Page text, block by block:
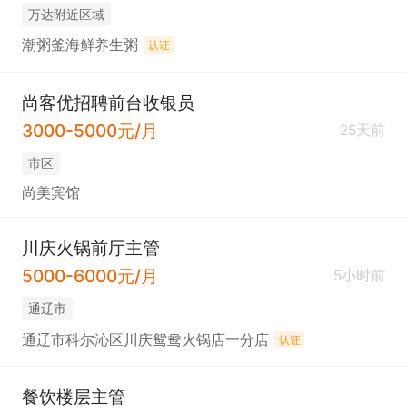
万达附近区域
潮粥釜海鲜养生粥 认证
尚客优招聘前台收银员
3000-5000元/月
25天前
市区
尚美宾馆
川庆火锅前厅主管
5000-6000元/月
5小时前
通辽市
通辽市科尔沁区川庆鸳鸯火锅店一分店 认证
餐饮楼层主管